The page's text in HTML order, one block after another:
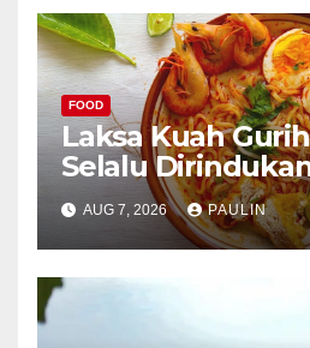
FOOD
Laksa Kuah
Selalu
AUG 7, 2026 PAULIN